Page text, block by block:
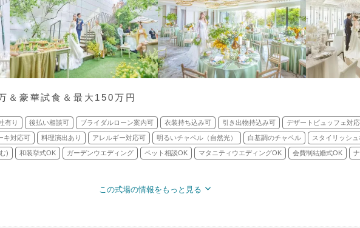
＆豪華試食＆最大150万円
有り 後払い相談可 ブライダルローン案内可 衣装持ち込み可 引き出物持込み可 デザートビュッフェ対
キ対応可 料理演出あり アレルギー対応可 明るいチャペル（自然光） 白基調のチャペル スタイリッシ
) 和装挙式OK ガーデンウエディング ペット相談OK マタニティウエディングOK 会費制結婚式OK
この式場の情報をもっと見る